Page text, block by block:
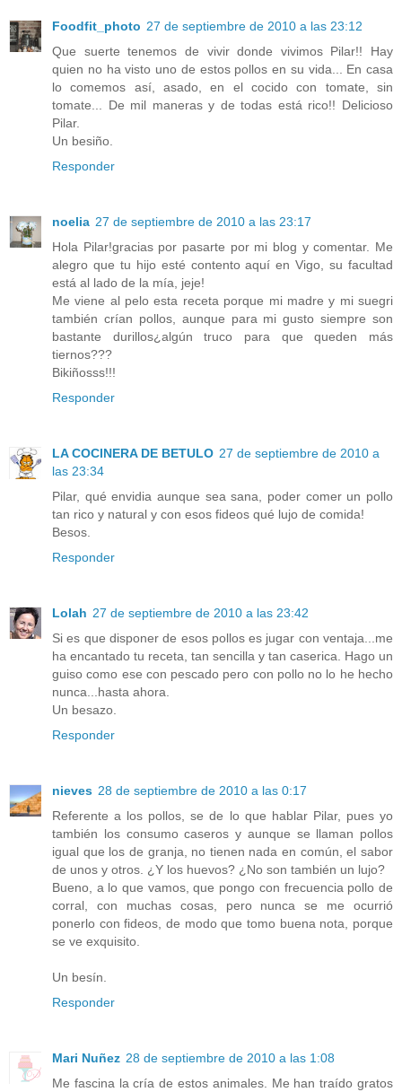
Foodfit_photo 27 de septiembre de 2010 a las 23:12
Que suerte tenemos de vivir donde vivimos Pilar!! Hay
quien no ha visto uno de estos pollos en su vida... En casa
lo comemos así, asado, en el cocido con tomate, sin
tomate... De mil maneras y de todas está rico!! Delicioso
Pilar.
Un besiño.
Responder
noelia 27 de septiembre de 2010 a las 23:17
Hola Pilar!gracias por pasarte por mi blog y comentar. Me
alegro que tu hijo esté contento aquí en Vigo, su facultad
está al lado de la mía, jeje!
Me viene al pelo esta receta porque mi madre y mi suegri
también crían pollos, aunque para mi gusto siempre son
bastante durillos¿algún truco para que queden más
tiernos???
Bikiñosss!!!
Responder
LA COCINERA DE BETULO 27 de septiembre de 2010 a
las 23:34
Pilar, qué envidia aunque sea sana, poder comer un pollo
tan rico y natural y con esos fideos qué lujo de comida!
Besos.
Responder
Lolah 27 de septiembre de 2010 a las 23:42
Si es que disponer de esos pollos es jugar con ventaja...me
ha encantado tu receta, tan sencilla y tan caserica. Hago un
guiso como ese con pescado pero con pollo no lo he hecho
nunca...hasta ahora.
Un besazo.
Responder
nieves 28 de septiembre de 2010 a las 0:17
Referente a los pollos, se de lo que hablar Pilar, pues yo
también los consumo caseros y aunque se llaman pollos
igual que los de granja, no tienen nada en común, el sabor
de unos y otros. ¿Y los huevos? ¿No son también un lujo?
Bueno, a lo que vamos, que pongo con frecuencia pollo de
corral, con muchas cosas, pero nunca se me ocurrió
ponerlo con fideos, de modo que tomo buena nota, porque
se ve exquisito.
Un besín.
Responder
Mari Nuñez 28 de septiembre de 2010 a las 1:08
Me fascina la cría de estos animales. Me han traído gratos